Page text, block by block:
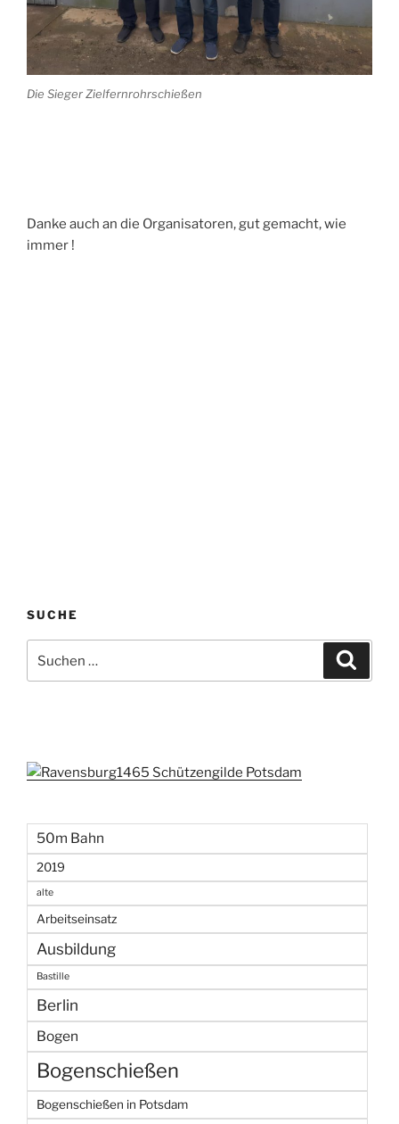
Die Sieger Zielfernrohrschießen
Danke auch an die Organisatoren, gut gemacht, wie
immer !
SUCHE
nach:
50m Bahn
2019
alte
Arbeitseinsatz
Ausbildung
Bastille
Berlin
Bogen
Bogenschießen
Bogenschießen in Potsdam